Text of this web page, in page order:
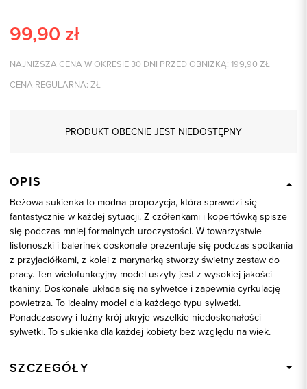
99,90 zł
NAJNIŻSZA CENA W OKRESIE 30 DNI PRZED OBNIŻKĄ: 199,90 ZŁ
CENA REGULARNA: ZŁ
PRODUKT OBECNIE JEST NIEDOSTĘPNY
OPIS
Beżowa sukienka to modna propozycja, która sprawdzi się
fantastycznie w każdej sytuacji. Z czółenkami i kopertówką spisze
się podczas mniej formalnych uroczystości. W towarzystwie
listonoszki i balerinek doskonale prezentuje się podczas spotkania
z przyjaciółkami, z kolei z marynarką stworzy świetny zestaw do
pracy. Ten wielofunkcyjny model uszyty jest z wysokiej jakości
tkaniny. Doskonale układa się na sylwetce i zapewnia cyrkulację
powietrza. To idealny model dla każdego typu sylwetki.
Ponadczasowy i luźny krój ukryje wszelkie niedoskonałości
sylwetki. To sukienka dla każdej kobiety bez względu na wiek.
SZCZEGÓŁY